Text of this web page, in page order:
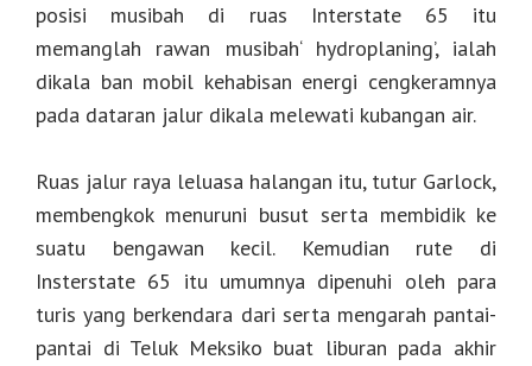
posisi musibah di ruas Interstate 65 itu
memanglah rawan musibah‘ hydroplaning’, ialah
dikala ban mobil kehabisan energi cengkeramnya
pada dataran jalur dikala melewati kubangan air.
Ruas jalur raya leluasa halangan itu, tutur Garlock,
membengkok menuruni busut serta membidik ke
suatu bengawan kecil. Kemudian rute di
Insterstate 65 itu umumnya dipenuhi oleh para
turis yang berkendara dari serta mengarah pantai-
pantai di Teluk Meksiko buat liburan pada akhir